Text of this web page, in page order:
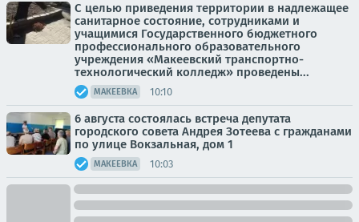
С целью приведения территории в надлежащее
санитарное состояние, сотрудниками и
учащимися Государственного бюджетного
профессионального образовательного
учреждения «Макеевский транспортно-
технологический колледж» проведены...
МАКЕЕВКА 10:10
6 августа состоялась встреча депутата
городского совета Андрея Зотеева с гражданами
по улице Вокзальная, дом 1
МАКЕЕВКА 10:03